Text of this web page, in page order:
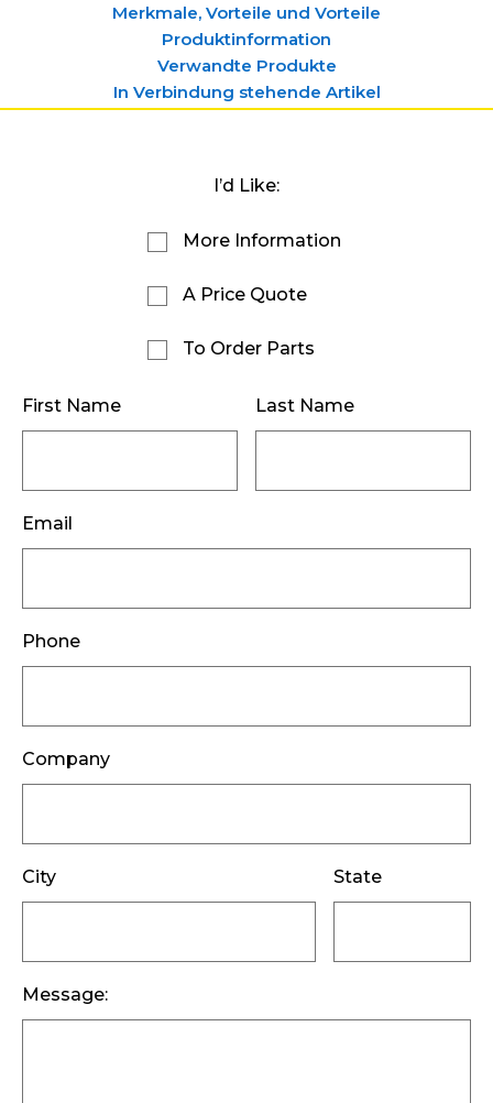
Merkmale, Vorteile und Vorteile
Produktinformation
Verwandte Produkte
In Verbindung stehende Artikel
I’d Like:
More Information
A Price Quote
To Order Parts
First Name Last Name
Email
Phone
Company
City State
Message: